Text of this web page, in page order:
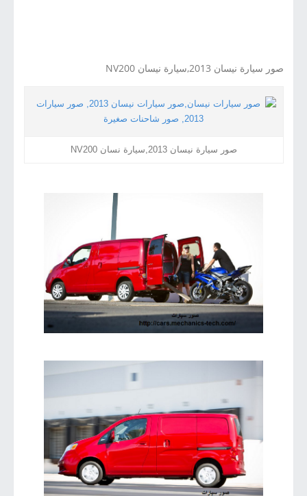
صور سيارة نيسان 2013,سيارة نيسان NV200
صور سيارة نيسان 2013,سيارة نسان NV200